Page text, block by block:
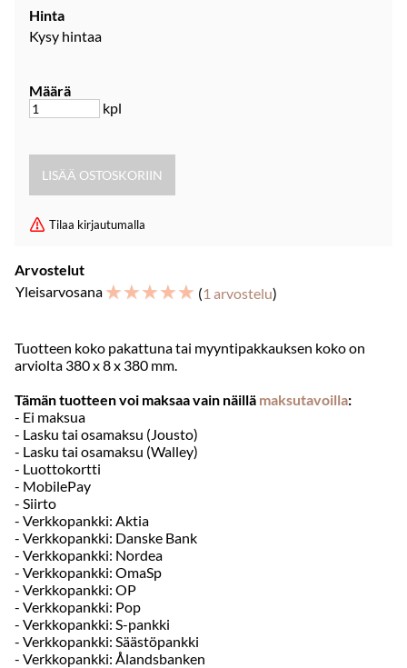
Hinta
Kysy hintaa
Määrä
kpl
Tilaa kirjautumalla
Arvostelut
Yleisarvosana ☆☆☆☆☆ (1 arvostelu)
Tuotteen koko pakattuna tai myyntipakkauksen koko on
arviolta 380 x 8 x 380 mm.
Tämän tuotteen voi maksaa vain näillä maksutavoilla:
- Ei maksua
- Lasku tai osamaksu (Jousto)
- Lasku tai osamaksu (Walley)
- Luottokortti
- MobilePay
- Siirto
- Verkkopankki: Aktia
- Verkkopankki: Danske Bank
- Verkkopankki: Nordea
- Verkkopankki: OmaSp
- Verkkopankki: OP
- Verkkopankki: Pop
- Verkkopankki: S-pankki
- Verkkopankki: Säästöpankki
- Verkkopankki: Ålandsbanken